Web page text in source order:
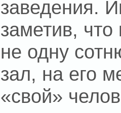
заведения.
заметив,
не одну
зал, на его
«свой»